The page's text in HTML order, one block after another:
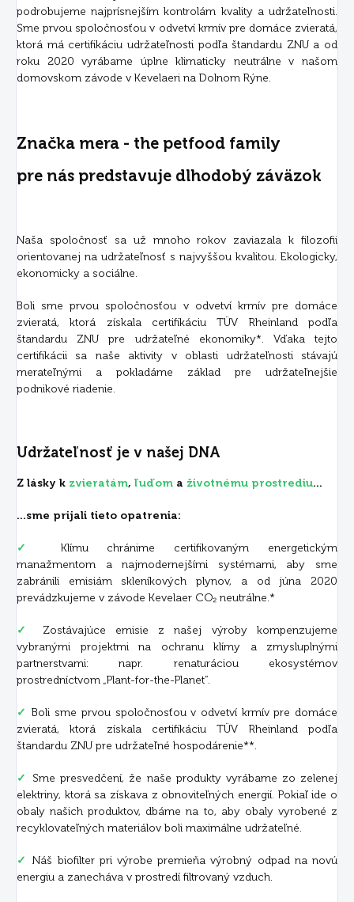
podrobujeme najprísnejším kontrolám kvality a udržateľnosti.
Sme prvou spoločnosťou v odvetví krmív pre domáce zvieratá,
ktorá má certifikáciu udržateľnosti podľa štandardu ZNU a od
roku 2020 vyrábame úplne klimaticky neutrálne v našom
domovskom závode v Kevelaeri na Dolnom Rýne.
Značka mera - the petfood family
pre nás predstavuje dlhodobý záväzok
Naša spoločnosť sa už mnoho rokov zaviazala k filozofii
orientovanej na udržateľnosť s najvyššou kvalitou. Ekologicky,
ekonomicky a sociálne.
Boli sme prvou spoločnosťou v odvetví krmív pre domáce
zvieratá, ktorá získala certifikáciu TÜV Rheinland podľa
štandardu ZNU pre udržateľné ekonomiky*. Vďaka tejto
certifikácii sa naše aktivity v oblasti udržateľnosti stávajú
merateľnými a pokladáme základ pre udržateľnejšie
podnikové riadenie.
Udržateľnosť je v našej DNA
Z lásky k zvieratám, ľuďom a životnému prostrediu...
...sme prijali tieto opatrenia:
✓
Klímu chránime certifikovaným energetickým
manažmentom a najmodernejšími systémami, aby sme
zabránili emisiám skleníkových plynov, a od júna 2020
prevádzkujeme v závode Kevelaer CO₂ neutrálne.*
✓ Zostávajúce emisie z našej výroby kompenzujeme
vybranými projektmi na ochranu klímy a zmysluplnými
partnerstvami: napr. renaturáciou ekosystémov
prostredníctvom „Plant-for-the-Planet“.
✓ Boli sme prvou spoločnosťou v odvetví krmív pre domáce
zvieratá, ktorá získala certifikáciu TÜV Rheinland podľa
štandardu ZNU pre udržateľné hospodárenie**.
✓
Sme presvedčení, že naše produkty vyrábame zo zelenej
elektriny, ktorá sa získava z obnoviteľných energií. Pokiaľ ide o
obaly našich produktov, dbáme na to, aby obaly vyrobené z
recyklovateľných materiálov boli maximálne udržateľné.
✓ Náš biofilter pri výrobe premieňa výrobný odpad na novú
energiu a zanecháva v prostredí filtrovaný vzduch.